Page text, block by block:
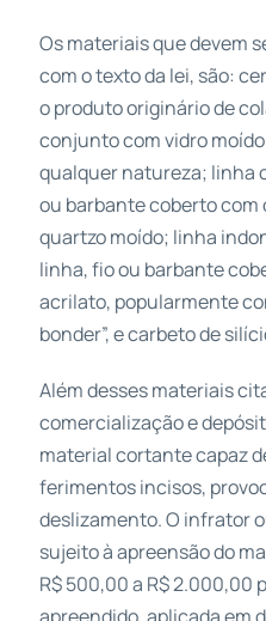
Os materiais que devem
com o texto da lei, são:
o produto originário de
conjunto com vidro
qualquer natureza; linha
ou barbante coberto com
quartzo moído; linha
linha, fio ou barbante
acrilato, popularmente
bonder”, e carbeto de
Além desses materiais
comercialização e
material cortante capaz
ferimentos incisos,
deslizamento. O infrator
sujeito à apreensão do
R$ 500,00 a R$ 2.000,00